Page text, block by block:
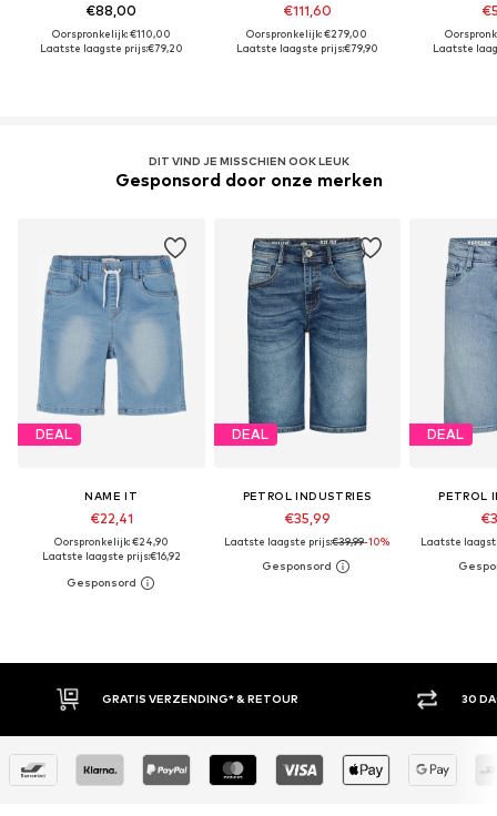
€88,00
Oorspronkelijk: €110,00
Laatste laagste prijs:€79,20
€111,60
Oorspronkelijk: €279,00
Laatste laagste prijs:€79,90
Laatste
DIT VIND JE MISSCHIEN OOK LEUK
Gesponsord door onze merken
DEAL
NAME IT
€22,41
Oorspronkelijk: €24,90
Laatste laagste prijs:€16,92
DEAL
PETROL INDUSTRIES
€35,99
Laatste laagste prijs:€39,99-10%
DEAL
PETROL
Laatste
30 DAGEN BEDENKTIJD